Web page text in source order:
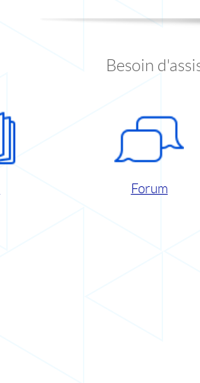
Besoin
Forum